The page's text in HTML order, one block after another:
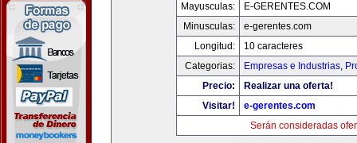
Mayusculas:
E-GERENTES.COM
Minusculas:
e-gerentes.com
Longitud:
10 caracteres
Categorias:
Empresas e Industrias,
Precio:
Realizar una oferta!
Visitar!
e-gerentes.com
Serán consideradas